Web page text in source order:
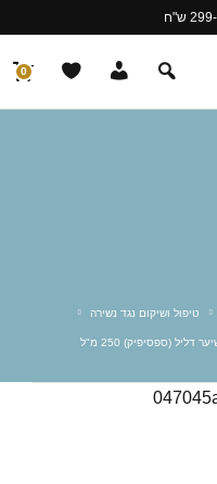
0
טיפול ושיקום נגד נשירה
(ספסיפיק) 250 מ"ל